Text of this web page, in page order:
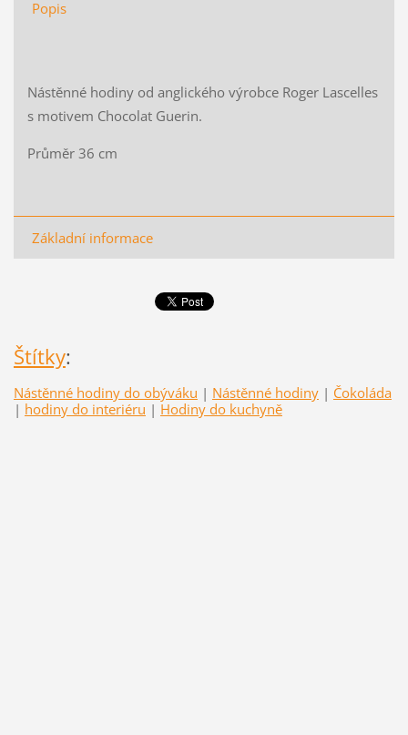
Popis
Nástěnné hodiny od anglického výrobce Roger Lascelles
s motivem Chocolat Guerin.
Průměr 36 cm
Základní informace
Štítky:
Nástěnné hodiny do obýváku | Nástěnné hodiny | Čokoláda
| hodiny do interiéru | Hodiny do kuchyně